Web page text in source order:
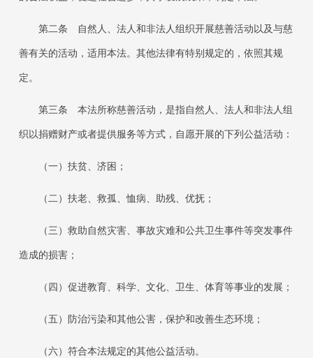
第二条 自然人、法人和非法人组织开展慈善活动以及与慈
善有关的活动，适用本法。其他法律有特别规定的，依照其规
定。
第三条 本法所称慈善活动，是指自然人、法人和非法人组
织以捐赠财产或者提供服务等方式，自愿开展的下列公益活动：
（一）扶贫、济困；
（二）扶老、救孤、恤病、助残、优抚；
（三）救助自然灾害、事故灾难和公共卫生事件等突发事件
造成的损害；
（四）促进教育、科学、文化、卫生、体育等事业的发展；
（五）防治污染和其他公害，保护和改善生态环境；
（六）符合本法规定的其他公益活动。